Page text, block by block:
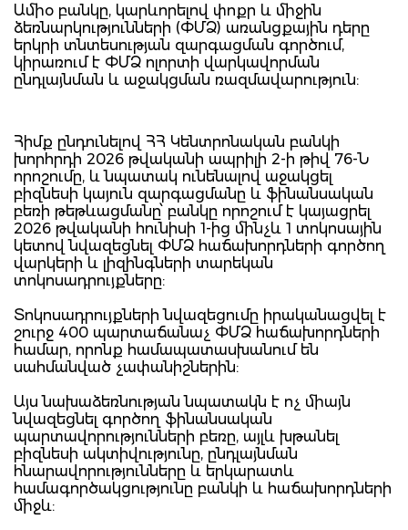
Ամիօ բանկը, կարևորելով փոքր և միջին
ձեռնարկությունների (ՓՄՁ) առանցքային դերը
երկրի տնտեսության զարգացման գործում,
կիրառում է ՓՄՁ ոլորտի վարկավորման
ընդլայնման և աջակցման ռազմավարություն:
Հիմք ընդունելով ՀՀ Կենտրոնական բանկի
խորհրդի 2026 թվականի ապրիլի 2-ի թիվ 76-Ն
որոշումը, և նպատակ ունենալով աջակցել
բիզնեսի կայուն զարգացմանը և ֆինանսական
բեռի թեթևացմանը՝ բանկը որոշում է կայացրել
2026 թվականի հունիսի 1-ից մինչև 1 տոկոսային
կետով նվազեցնել ՓՄՁ հաճախորդների գործող
վարկերի և լիզինգների տարեկան
տոկոսադրույքները:
Տոկոսադրույքների նվազեցումը իրականացվել է
շուրջ 400 պարտաճանաչ ՓՄՁ հաճախորդների
համար, որոնք համապատասխանում են
սահմանված չափանիշներին:
Այս նախաձեռնության նպատակն է ոչ միայն
նվազեցնել գործող ֆինանսական
պարտավորությունների բեռը, այլև խթանել
բիզնեսի ակտիվությունը, ընդլայնման
հնարավորությունները և երկարատև
համագործակցությունը բանկի և հաճախորդների
միջև: